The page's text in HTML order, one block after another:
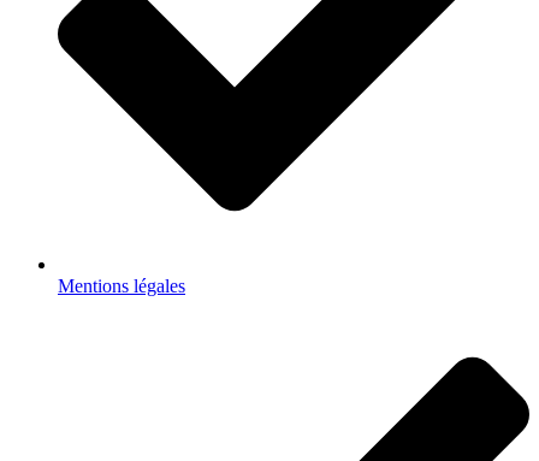
Mentions légales